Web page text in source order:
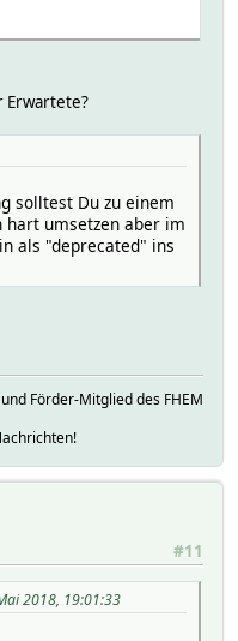
Erwartete?
solltest Du zu einem
hart umsetzen aber im
als "deprecated" ins
Förder-Mitglied des FHEM
#11
2018, 19:01:33